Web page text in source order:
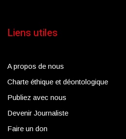
Liens utiles
A propos de nous
Charte éthique et déontologique
Publiez avec nous
Devenir Journaliste
Faire un don